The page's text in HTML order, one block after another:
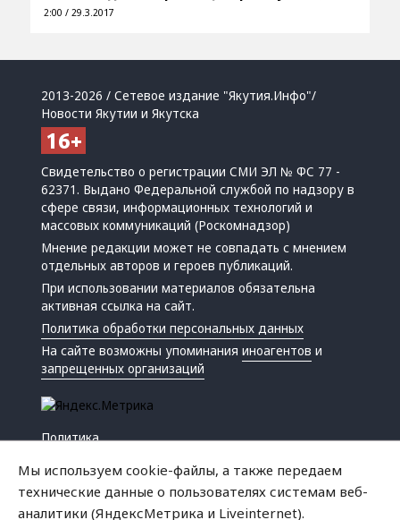
2:00 / 29.3.2017
2013-2026 / Сетевое издание "Якутия.Инфо"/
Новости Якутии и Якутска
Свидетельство о регистрации СМИ ЭЛ № ФС 77 -
62371. Выдано Федеральной службой по надзору в
сфере связи, информационных технологий и
массовых коммуникаций (Роскомнадзор)
Мнение редакции может не совпадать с мнением
отдельных авторов и героев публикаций.
При использовании материалов обязательна
активная ссылка на сайт.
Политика обработки персональных данных
На сайте возможны упоминанияиноагентов и
запрещенных организаций
Политика
Мы используем cookie-файлы, а также передаем
технические данные о пользователях системам веб-
аналитики (ЯндексМетрика и Liveinternet).